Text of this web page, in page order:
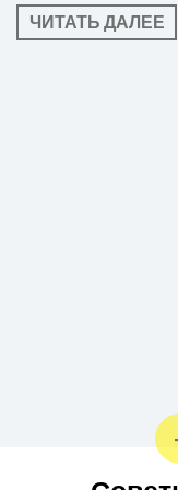
ЧИТАТЬ ДАЛЕЕ